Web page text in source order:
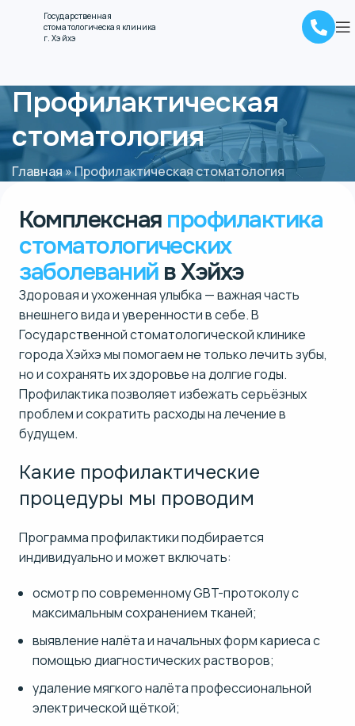
Государственная
стоматологическая клиника
г. Хэйхэ
Профилактическая
стоматология
Главная»Профилактическая стоматология
Комплексная профилактика
стоматологических
заболеванийв Хэйхэ
Здоровая и ухоженная улыбка — важная часть
внешнего вида и уверенности в себе. В
Государственной стоматологической клинике
города Хэйхэ мы помогаем не только лечить зубы,
но и сохранять их здоровье на долгие годы.
Профилактика позволяет избежать серьёзных
проблем и сократить расходы на лечение в
будущем.
Какие профилактические
процедуры мы проводим
Программа профилактики подбирается
индивидуально и может включать:
осмотр по современному GBT-протоколу с
максимальным сохранением тканей;
выявление налёта и начальных форм кариеса с
помощью диагностических растворов;
удаление мягкого налёта профессиональной
электрической щёткой;